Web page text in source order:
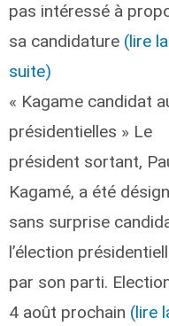
pas intéressé à
sa candidature (lire la
suite)
« Kagame candidat
présidentielles » Le
président sortant,
Kagamé, a été
sans surprise
l’élection
par son parti.
4 août prochain (lire